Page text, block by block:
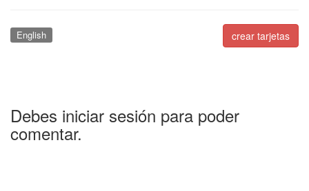
crear tarjetas
English
Debes iniciar sesión para poder
comentar.